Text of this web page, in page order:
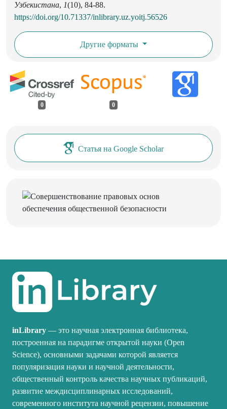
Узбекистана, 1(10), 84-88.
https://doi.org/10.71337/inlibrary.uz.yoitj.56526
Другие форматы
0 0
Статья на Google Scholar
inLibrary — это научная электронная библиотека,
построенная на парадигме открытой науки (Open
Science), основными задачами которой является
популяризация науки и научной деятельности,
общественный контроль качества научных публикаций,
развитие междисциплинарных исследований,
современного института научной рецензии, повышение